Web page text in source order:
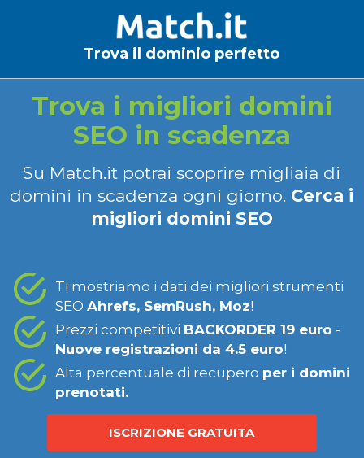
Trova il dominio perfetto
Trova i migliori domini
SEO in scadenza
Su Match.it potrai scoprire migliaia di
domini in scadenza ogni giorno. Cerca i
migliori domini SEO
Ti mostriamo i dati dei migliori strumenti
SEO Ahrefs, SemRush, Moz!
Prezzi competitivi BACKORDER 19 euro -
Nuove registrazioni da 4.5 euro!
Alta percentuale di recupero per i domini
prenotati.
ISCRIZIONE GRATUITA